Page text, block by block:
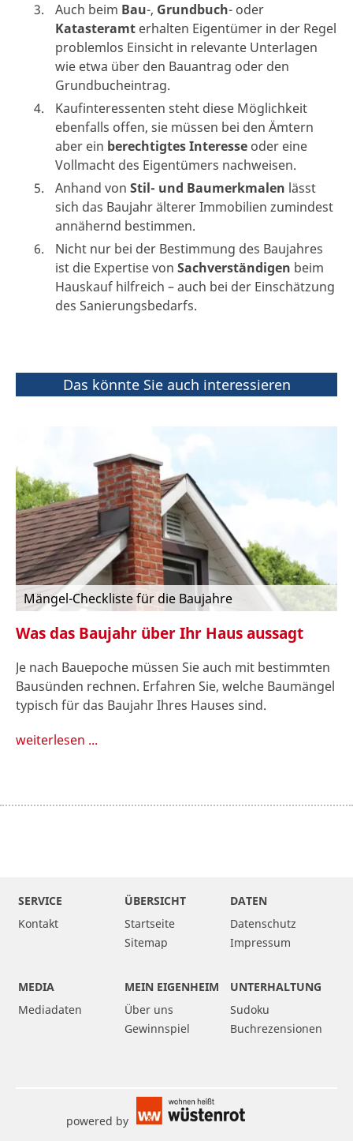
Auch beim Bau-, Grundbuch- oder
Katasteramt erhalten Eigentümer in der Regel
problemlos Einsicht in relevante Unterlagen
wie etwa über den Bauantrag oder den
Grundbucheintrag.
Kaufinteressenten steht diese Möglichkeit
ebenfalls offen, sie müssen bei den Ämtern
aber ein berechtigtesInteresse oder eine
Vollmacht des Eigentümers nachweisen.
Anhand von Stil- und Baumerkmalen lässt
sich das Baujahr älterer Immobilien zumindest
annähernd bestimmen.
Nicht nur bei der Bestimmung des Baujahres
ist die Expertise von Sachverständigen beim
Hauskauf hilfreich – auch bei der Einschätzung
des Sanierungsbedarfs.
Das könnte Sie auch interessieren
Mängel-Checkliste für die Baujahre
Was das Baujahr über Ihr Haus aussagt
Je nach Bauepoche müssen Sie auch mit bestimmten
Bausünden rechnen. Erfahren Sie, welche Baumängel
typisch für das Baujahr Ihres Hauses sind.
weiterlesen ...
SERVICE
Kontakt
ÜBERSICHT
Startseite
Sitemap
DATEN
Datenschutz
Impressum
MEDIA
Mediadaten
MEIN EIGENHEIM
Über uns
Gewinnspiel
UNTERHALTUNG
Sudoku
Buchrezensionen
powered by